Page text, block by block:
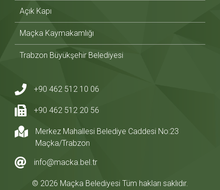
Açık Kapı
Maçka Kaymakamlığı
Trabzon Büyükşehir Belediyesi
+90 462 512 10 06
+90 462 512 20 56
Merkez Mahallesi Belediye Caddesi No:23
Maçka/Trabzon
info@macka.bel.tr
© 2026 Maçka Belediyesi Tüm hakları saklıdır.